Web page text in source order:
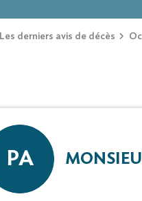
Les derniers avis de décès
PA